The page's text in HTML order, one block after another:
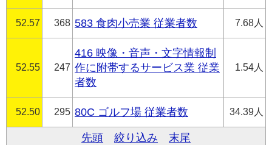
52.57 368 583 食肉小売業 従業者数 7.68人
52.55 247
416 映像・音声・文字情報制
作に附帯するサービス業 従業
者数
1.54人
52.50 295 80C ゴルフ場 従業者数 34.39人
先頭 絞り込み 末尾